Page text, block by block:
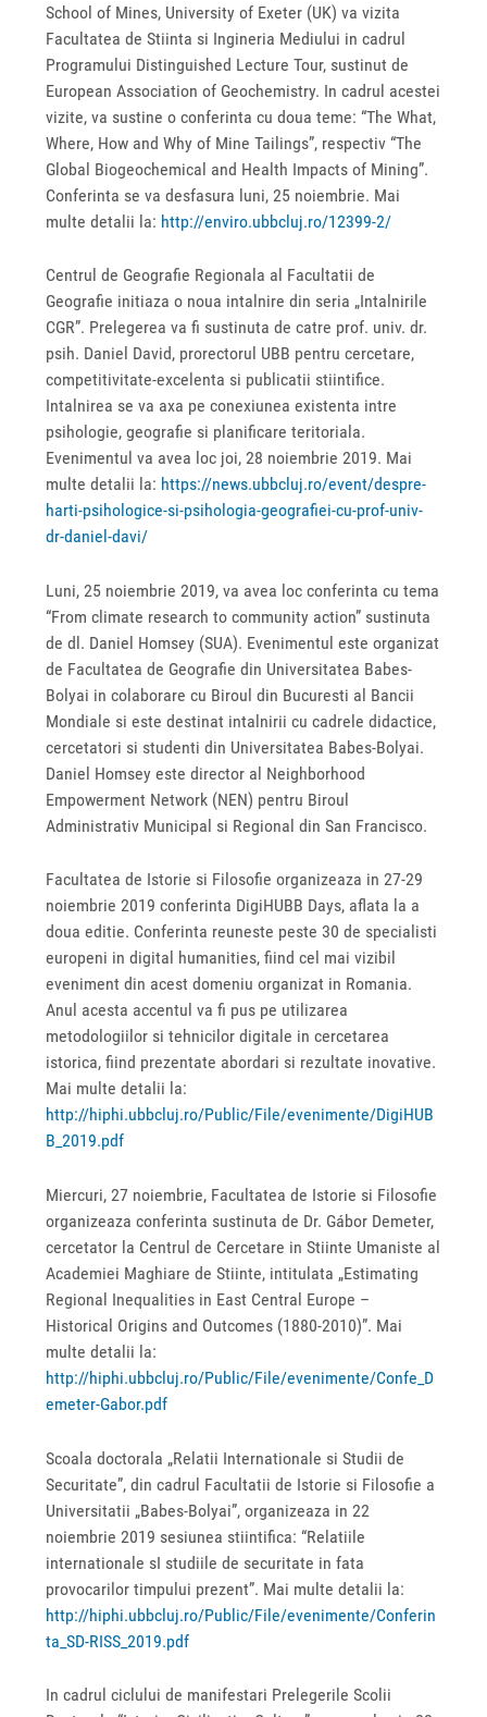
School of Mines, University of Exeter (UK) va vizita
Facultatea de Stiinta si Ingineria Mediului in cadrul
Programului Distinguished Lecture Tour, sustinut de
European Association of Geochemistry. In cadrul acestei
vizite, va sustine o conferinta cu doua teme: “The What,
Where, How and Why of Mine Tailings”, respectiv “The
Global Biogeochemical and Health Impacts of Mining”.
Conferinta se va desfasura luni, 25 noiembrie. Mai
multe detalii la: http://enviro.ubbcluj.ro/12399-2/
Centrul de Geografie Regionala al Facultatii de
Geografie initiaza o noua intalnire din seria „Intalnirile
CGR”. Prelegerea va fi sustinuta de catre prof. univ. dr.
psih. Daniel David, prorectorul UBB pentru cercetare,
competitivitate-excelenta si publicatii stiintifice.
Intalnirea se va axa pe conexiunea existenta intre
psihologie, geografie si planificare teritoriala.
Evenimentul va avea loc joi, 28 noiembrie 2019. Mai
multe detalii la: https://news.ubbcluj.ro/event/despre-
harti-psihologice-si-psihologia-geografiei-cu-prof-univ-
dr-daniel-davi/
Luni, 25 noiembrie 2019, va avea loc conferinta cu tema
“From climate research to community action” sustinuta
de dl. Daniel Homsey (SUA). Evenimentul este organizat
de Facultatea de Geografie din Universitatea Babes-
Bolyai in colaborare cu Biroul din Bucuresti al Bancii
Mondiale si este destinat intalnirii cu cadrele didactice,
cercetatori si studenti din Universitatea Babes-Bolyai.
Daniel Homsey este director al Neighborhood
Empowerment Network (NEN) pentru Biroul
Administrativ Municipal si Regional din San Francisco.
Facultatea de Istorie si Filosofie organizeaza in 27-29
noiembrie 2019 conferinta DigiHUBB Days, aflata la a
doua editie. Conferinta reuneste peste 30 de specialisti
europeni in digital humanities, fiind cel mai vizibil
eveniment din acest domeniu organizat in Romania.
Anul acesta accentul va fi pus pe utilizarea
metodologiilor si tehnicilor digitale in cercetarea
istorica, fiind prezentate abordari si rezultate inovative.
Mai multe detalii la:
http://hiphi.ubbcluj.ro/Public/File/evenimente/DigiHUB
B_2019.pdf
Miercuri, 27 noiembrie, Facultatea de Istorie si Filosofie
organizeaza conferinta sustinuta de Dr. Gábor Demeter,
cercetator la Centrul de Cercetare in Stiinte Umaniste al
Academiei Maghiare de Stiinte, intitulata „Estimating
Regional Inequalities in East Central Europe –
Historical Origins and Outcomes (1880-2010)”. Mai
multe detalii la:
http://hiphi.ubbcluj.ro/Public/File/evenimente/Confe_D
emeter-Gabor.pdf
Scoala doctorala „Relatii Internationale si Studii de
Securitate”, din cadrul Facultatii de Istorie si Filosofie a
Universitatii „Babes-Bolyai”, organizeaza in 22
noiembrie 2019 sesiunea stiintifica: “Relatiile
internationale sI studiile de securitate in fata
provocarilor timpului prezent”. Mai multe detalii la:
http://hiphi.ubbcluj.ro/Public/File/evenimente/Conferin
ta_SD-RISS_2019.pdf
In cadrul ciclului de manifestari Prelegerile Scolii